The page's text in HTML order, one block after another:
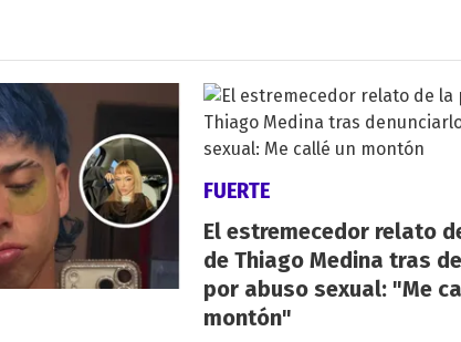
FUERTE
El estremecedor relato
de Thiago Medina tras
por abuso sexual: "Me
montón"